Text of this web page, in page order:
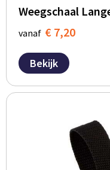
Weegschaal
vanaf € 7,20
Bekijk